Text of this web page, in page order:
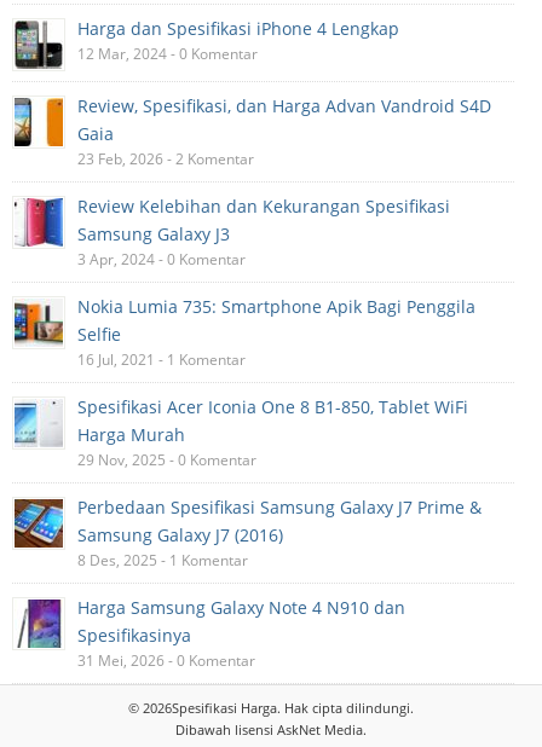
Harga dan Spesifikasi iPhone 4 Lengkap
12 Mar, 2024 - 0 Komentar
Review, Spesifikasi, dan Harga Advan Vandroid S4D
Gaia
23 Feb, 2026 - 2 Komentar
Review Kelebihan dan Kekurangan Spesifikasi
Samsung Galaxy J3
3 Apr, 2024 - 0 Komentar
Nokia Lumia 735: Smartphone Apik Bagi Penggila
Selfie
16 Jul, 2021 - 1 Komentar
Spesifikasi Acer Iconia One 8 B1-850, Tablet WiFi
Harga Murah
29 Nov, 2025 - 0 Komentar
Perbedaan Spesifikasi Samsung Galaxy J7 Prime &
Samsung Galaxy J7 (2016)
8 Des, 2025 - 1 Komentar
Harga Samsung Galaxy Note 4 N910 dan
Spesifikasinya
31 Mei, 2026 - 0 Komentar
© 2026Spesifikasi Harga. Hak cipta dilindungi.
Dibawah lisensi AskNet Media.